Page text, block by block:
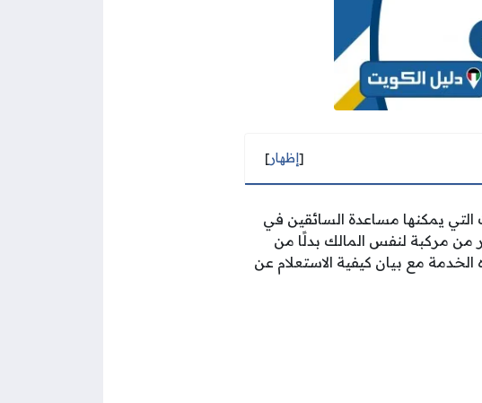
[إظهار]
يمكنها مساعدة السائقين في
من مركبة لنفس المالك بدلًا من
الخدمة مع بيان كيفية الاستعلام عن